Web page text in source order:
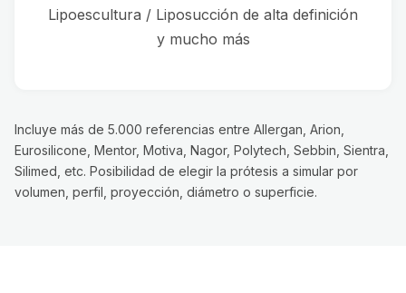
Lipoescultura / Liposucción de alta definición
y mucho más
Incluye más de 5.000 referencias entre Allergan, Arion,
Eurosilicone, Mentor, Motiva, Nagor, Polytech, Sebbin, Sientra,
Silimed, etc. Posibilidad de elegir la prótesis a simular por
volumen, perfil, proyección, diámetro o superficie.